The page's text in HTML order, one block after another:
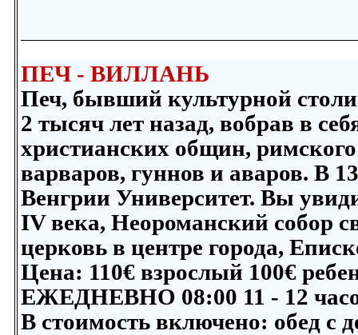
ПЕЧ - ВИЛЛАНЬ
Печ, бывший культурной
2 тысяч лет назад, вобрав в
христианских общин,
варваров, гуннов и аваров. В
Венгрии Университет. Вы
IV века, Неороманский собор
церковь в центре города,
Цена: 110€ взрослый 100€
ЕЖЕДНЕВНО 08:00 11 - 12
В стоимость включено: обед с